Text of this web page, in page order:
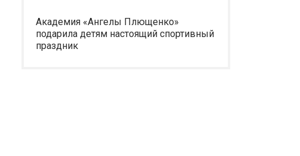
Академия «Ангелы Плющенко»
подарила детям настоящий спортивный
праздник